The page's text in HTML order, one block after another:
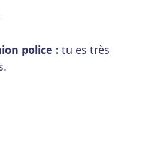
police : tu es très